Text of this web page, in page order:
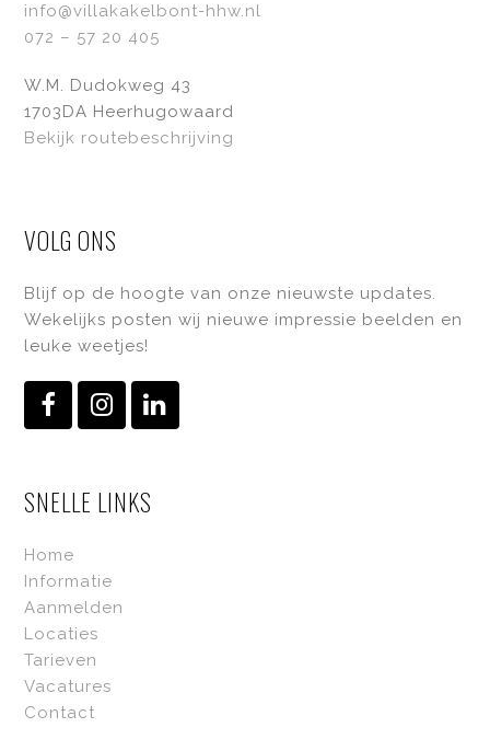
info@villakakelbont-hhw.nl
072 – 57 20 405
W.M. Dudokweg 43
1703DA Heerhugowaard
Bekijk routebeschrijving
VOLG ONS
Blijf op de hoogte van onze nieuwste updates.
Wekelijks posten wij nieuwe impressie beelden en
leuke weetjes!
Facebook
Instagram
LinkedIn
SNELLE LINKS
Home
Informatie
Aanmelden
Locaties
Tarieven
Vacatures
Contact